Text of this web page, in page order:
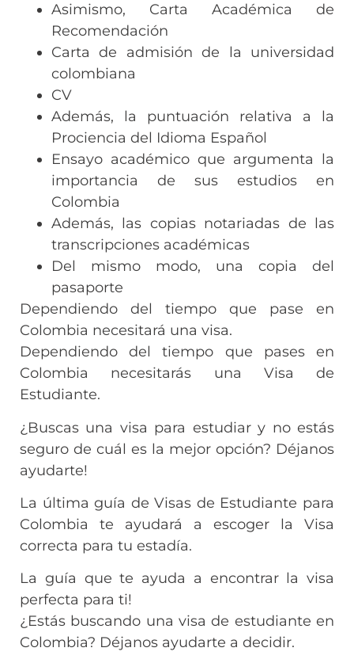
Asimismo, Carta Académica de
Recomendación
Carta de admisión de la universidad
colombiana
CV
Además, la puntuación relativa a la
Prociencia del Idioma Español
Ensayo académico que argumenta la
importancia de sus estudios en
Colombia
Además, las copias notariadas de las
transcripciones académicas
Del mismo modo, una copia del
pasaporte
Dependiendo del tiempo que pase en
Colombia necesitará una visa.
Dependiendo del tiempo que pases en
Colombia necesitarás una Visa de
Estudiante.
¿Buscas una visa para estudiar y no estás
seguro de cuál es la mejor opción? Déjanos
ayudarte!
La última guía de Visas de Estudiante para
Colombia te ayudará a escoger la Visa
correcta para tu estadía.
La guía que te ayuda a encontrar la visa
perfecta para ti!
¿Estás buscando una visa de estudiante en
Colombia? Déjanos ayudarte a decidir.